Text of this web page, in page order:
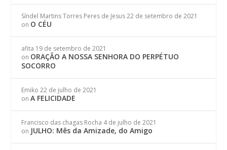
Síndel Martins Torres Peres de Jesus 22 de setembro de 2021
on O CÉU
afita 19 de setembro de 2021
on ORAÇÃO A NOSSA SENHORA DO PERPÉTUO
SOCORRO
Emiko 22 de julho de 2021
onA FELICIDADE
Francisco das chagas Rocha 4 de julho de 2021
on JULHO: Mês da Amizade, do Amigo